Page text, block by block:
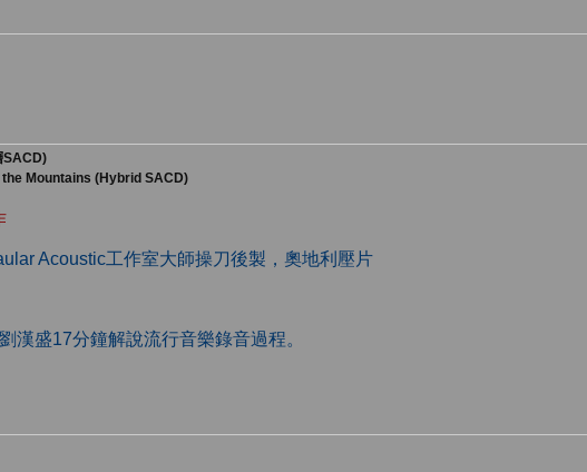
SACD)
Mountains (Hybrid SACD)
Acoustic工作室大師操刀後製，奧地利壓片
漢盛17分鐘解說流行音樂錄音過程。